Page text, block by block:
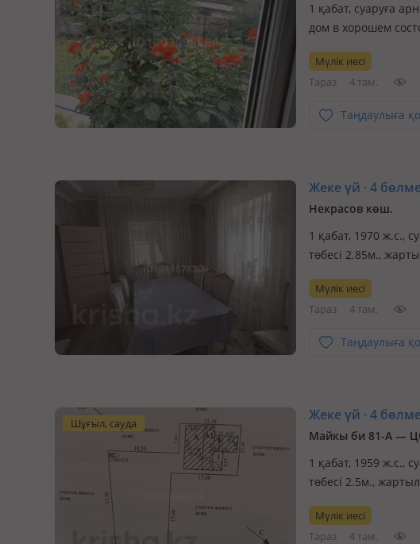
1 қабат, суаруға
дом в хорошем
автобусы 7, 32,
Мүлік иесі
Тараз
4 там.
Таңдаулыға
Жеке үй · 4
Некрасов көш.
1 қабат, 1970 ж.с.,
төбесі 2.85м.,
пәтерге Тараз бен
Мүлік иесі
Тараз
4 там.
Таңдаулыға
Шұғыл, сауда Жеке үй · 4
Майкы би 81-А —
1 қабат, 1959 ж.с.,
төбесі 2.5м.,
расположены
Мүлік иесі
Тараз
4 там.